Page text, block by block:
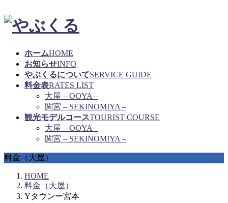
ホームHOME
お知らせINFO
やぶくるについてSERVICE GUIDE
料金表RATES LIST
大屋 – OOYA –
関宮 – SEKINOMIYA –
観光モデルコースTOURIST COURSE
大屋 – OOYA –
関宮 – SEKINOMIYA –
料金（大屋）
HOME
料金（大屋）
Yタウンー宮本